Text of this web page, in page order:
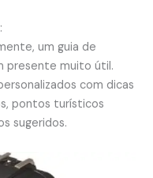
um guia de
presente muito útil.
com dicas
pontos turísticos
sugeridos.